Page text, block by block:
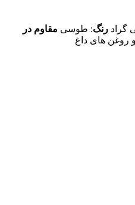
رنگ: طوسی مقاوم در
روغن های داغ